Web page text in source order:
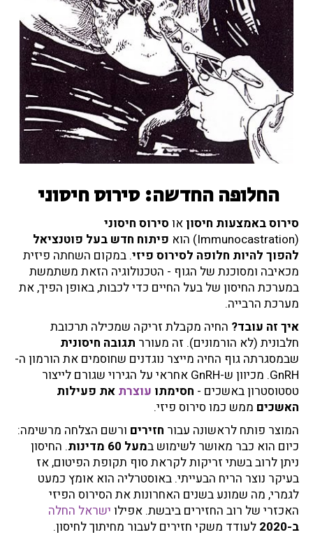
החלופה החדשה: סירוס חיסוני
סירוס באמצעות חיסון או סירוס חיסוני
(Immunocastration) הוא
פיתוח חדש בעל פוטנציאל
להפוך להיות חלופה לסירוס פיזי. במקום השחתה פיזית
מכאיבה ומסוכנת של הגוף - הטכנולוגיה הזאת משתמשת
במערכת החיסון של בעל החיים כדי לכבות, באופן הפיך, את
מערכת הרבייה.
איך זה עובד? החיה מקבלת זריקה שמכילה תרכובת
חלבונית (לא הורמונים). זה מעורר תגובה חיסונית
שבמסגרתה גוף החיה מייצר נוגדנים שחוסמים את הורמון ה-
GnRH. מכיוון ש-GnRH אחראי על הגירוי שגורם לייצור
טסטוסטרון באשכים - חסימתו עוצרת את פעילות
האשכים ממש כמו סירוס פיזי.
המוצר פותח לראשונה עבור חזירים ורשם הצלחה מרשימה:
כיום הוא כבר מאושר לשימוש במעל 60 מדינות
. החיסון
ניתן לרוב בשתי זריקות לקראת סוף תקופת הפיטום, אז
בעיקר נוצר הריח הבעייתי. באוסטרליה הוא אומץ כמעט
לגמרי, מה שמונע בשנים האחרונות את הסירוס הפיזי
האכזרי של רוב החזירים ביבשת. אפילו ישראל החלה
ב-2020
לעודד משקי חזירים לעבור מחיתוך לחיסון.